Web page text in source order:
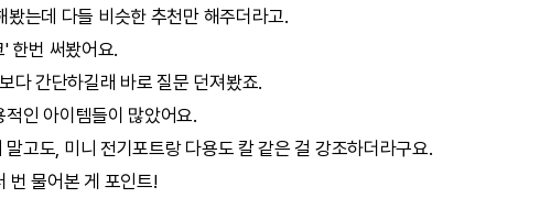
는데 다들 비슷한 추천만 해주더라고.
' 한번 써봤어요.
다 간단하길래 바로 질문 던져봤죠.
인 아이템들이 많았어요.
고도, 미니 전기포트랑 다용도 칼 같은 걸 강조하더라구요.
번 물어본 게 포인트!